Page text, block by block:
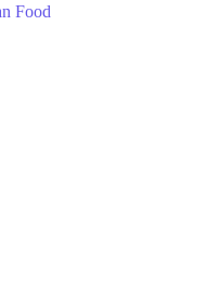
Food